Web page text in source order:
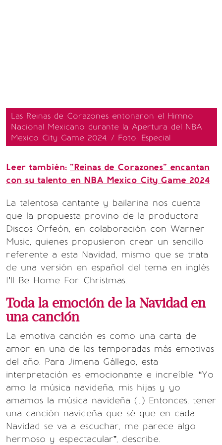
Las Reinas de Corazones entonaron el Himno
Nacional Mexicano durante la Apertura del NBA
Mexico City Game 2024. / Foto: Especial
Leer también: "Reinas de Corazones" encantan
con su talento en NBA Mexico City Game 2024
La talentosa cantante y bailarina nos cuenta
que la propuesta provino de la productora
Discos Orfeón, en colaboración con Warner
Music, quienes propusieron crear un sencillo
referente a esta Navidad, mismo que se trata
de una versión en español del tema en inglés
I’ll Be Home For Christmas.
Toda la emoción de la Navidad en
una canción
La emotiva canción es como una carta de
amor en una de las temporadas más emotivas
del año. Para Jimena Gállego, esta
interpretación es emocionante e increíble. “Yo
amo la música navideña, mis hijas y yo
amamos la música navideña (...) Entonces, tener
una canción navideña que sé que en cada
Navidad se va a escuchar, me parece algo
hermoso y espectacular”, describe.